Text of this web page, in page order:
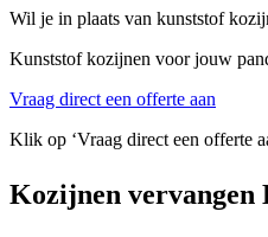
Wil je in plaats van kunststof
Kunststof kozijnen voor jouw
Vraag direct een offerte aan
Klik op ‘Vraag direct een offerte
Kozijnen vervangen